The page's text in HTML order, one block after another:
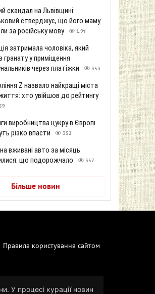
скандал на Львівщині:
стверджує, що його маму
за російську мову
1.9т
затримала чоловіка, який
гранату у приміщення
через платіжки
353
Z назвало найкращі міста
хто увійшов до рейтингу
виробництва цукру в Європі
різко впасти
352
вживані авто за місяць
що подорожчало
357
Більше новин
Правила користування сайтом
У процесі курації новин